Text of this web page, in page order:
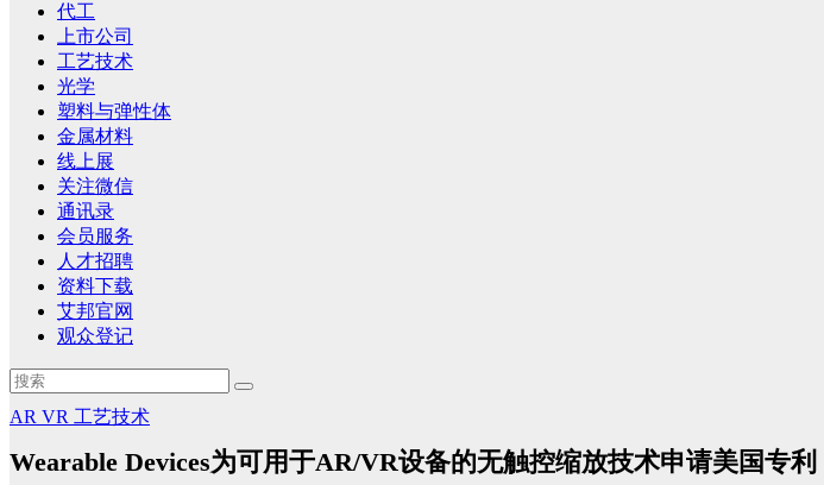
代工
上市公司
工艺技术
光学
塑料与弹性体
金属材料
线上展
关注微信
通讯录
会员服务
人才招聘
资料下载
艾邦官网
观众登记
AR VR 工艺技术
Wearable Devices为可用于AR/VR设备的无触控缩放技术申请美国专利